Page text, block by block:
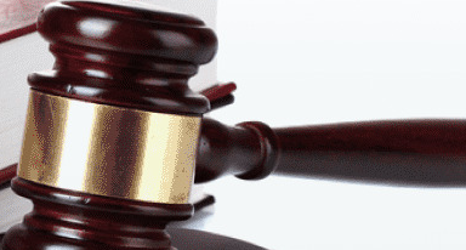
наявність заборгованості;
отриманих ризиків, які можуть призвести